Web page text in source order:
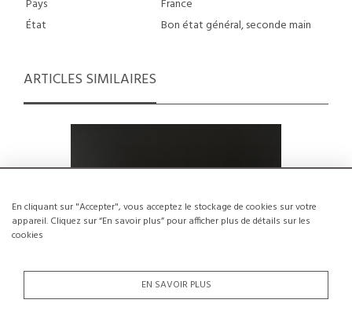
En cliquant sur "Accepter", vous acceptez le stockage de cookies sur votre
appareil. Cliquez sur “En savoir plus” pour afficher plus de détails sur les
cookies
EN SAVOIR PLUS
Pays
France
État
Bon état général, seconde main
ARTICLES SIMILAIRES